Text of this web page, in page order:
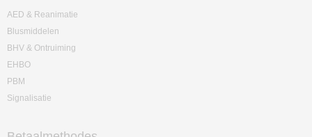
AED & Reanimatie
Blusmiddelen
BHV & Ontruiming
EHBO
PBM
Signalisatie